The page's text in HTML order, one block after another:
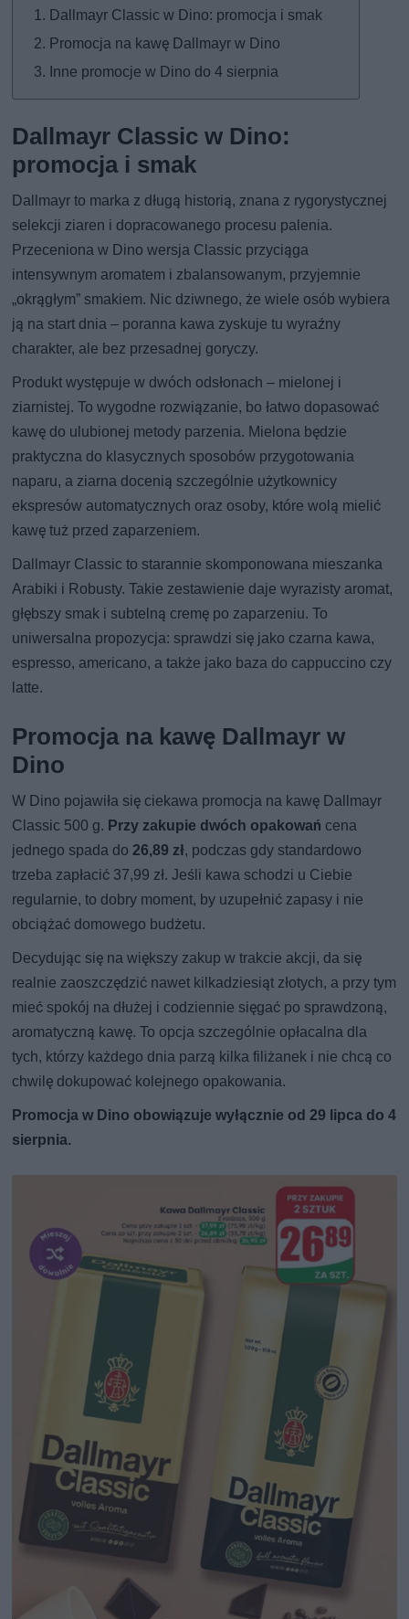
Dallmayr Classic w Dino: promocja i smak
Promocja na kawę Dallmayr w Dino
Inne promocje w Dino do 4 sierpnia
Dallmayr Classic w Dino:
promocja i smak
Dallmayr to marka z długą historią, znana z rygorystycznej
selekcji ziaren i dopracowanego procesu palenia.
Przeceniona w Dino wersja Classic przyciąga
intensywnym aromatem i zbalansowanym, przyjemnie
„okrągłym” smakiem. Nic dziwnego, że wiele osób wybiera
ją na start dnia – poranna kawa zyskuje tu wyraźny
charakter, ale bez przesadnej goryczy.
Produkt występuje w dwóch odsłonach – mielonej i
ziarnistej. To wygodne rozwiązanie, bo łatwo dopasować
kawę do ulubionej metody parzenia. Mielona będzie
praktyczna do klasycznych sposobów przygotowania
naparu, a ziarna docenią szczególnie użytkownicy
ekspresów automatycznych oraz osoby, które wolą mielić
kawę tuż przed zaparzeniem.
Dallmayr Classic to starannie skomponowana mieszanka
Arabiki i Robusty. Takie zestawienie daje wyrazisty aromat,
głębszy smak i subtelną cremę po zaparzeniu. To
uniwersalna propozycja: sprawdzi się jako czarna kawa,
espresso, americano, a także jako baza do cappuccino czy
latte.
Promocja na kawę Dallmayr w
Dino
W Dino pojawiła się ciekawa promocja na kawę Dallmayr
Classic 500 g. Przy zakupie dwóch opakowań cena
jednego spada do26,89 zł, podczas gdy standardowo
trzeba zapłacić 37,99 zł. Jeśli kawa schodzi u Ciebie
regularnie, to dobry moment, by uzupełnić zapasy i nie
obciążać domowego budżetu.
Decydując się na większy zakup w trakcie akcji, da się
realnie zaoszczędzić nawet kilkadziesiąt złotych, a przy tym
mieć spokój na dłużej i codziennie sięgać po sprawdzoną,
aromatyczną kawę. To opcja szczególnie opłacalna dla
tych, którzy każdego dnia parzą kilka filiżanek i nie chcą co
chwilę dokupować kolejnego opakowania.
Promocja w Dino obowiązuje wyłącznie od 29 lipca do 4
sierpnia.